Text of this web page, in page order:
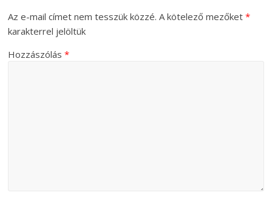
Az e-mail címet nem tesszük közzé. A kötelező mezőket*
karakterrel jelöltük
Hozzászólás*